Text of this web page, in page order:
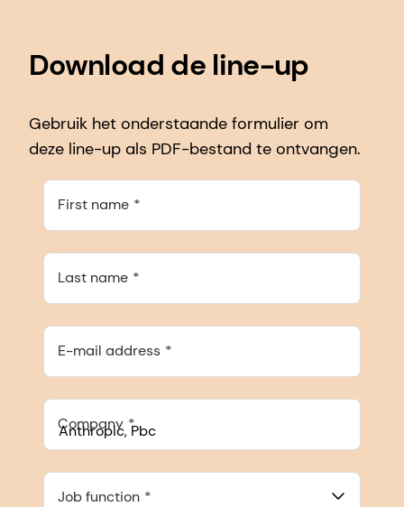
Download de line-up
Gebruik het onderstaande formulier om
deze line-up als PDF-bestand te ontvangen.
First name
Last name
E-mail address
Company
548 Market St Pmb 90375, San Francisco, California, US
Job function